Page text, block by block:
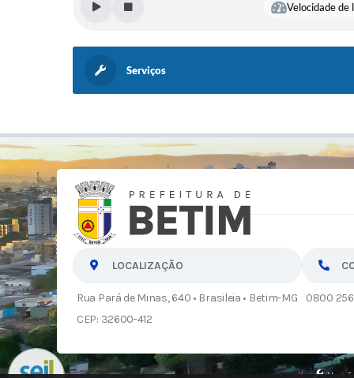
Velocidade de
Serviços
LOCALIZAÇÃO
Rua Pará de Minas, 640 • Brasileia • Betim-MG
CEP: 32600-412
0800